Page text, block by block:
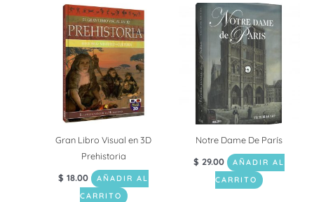
Gran Libro Visual en 3D
Prehistoria
$ 18.00
AÑADIR AL
CARRITO
Notre Dame De París
$ 29.00
AÑADIR AL
CARRITO